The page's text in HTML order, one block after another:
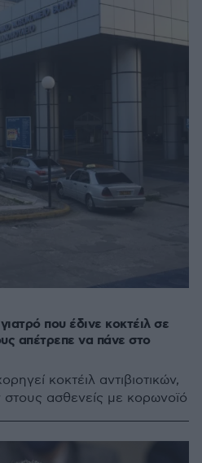
που έδινε κοκτέιλ σε
απέτρεπε να πάνε στο
κοκτέιλ αντιβιοτικών,
στους ασθενείς με κορωνοϊό